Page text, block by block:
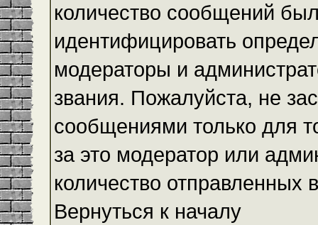
количество сообщений
идентифицировать
модераторы и
звания. Пожалуйста, не
сообщениями только для
за это модератор или
количество
Вернуться к началу